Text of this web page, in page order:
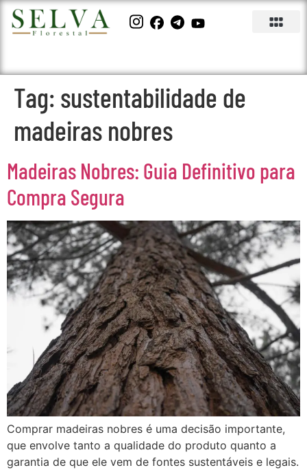
Tag: sustentabilidade de
madeiras nobres
Madeiras Nobres: Guia Definitivo para
Compra Segura
Comprar madeiras nobres é uma decisão importante,
que envolve tanto a qualidade do produto quanto a
garantia de que ele vem de fontes sustentáveis e legais.